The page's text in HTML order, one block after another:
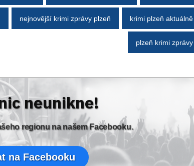
nejnovější krimi zprávy plzeň krimi plzeň aktuálně
plzeň krimi zprávy
neunikne!
regionu na našem Facebooku.
na Facebooku